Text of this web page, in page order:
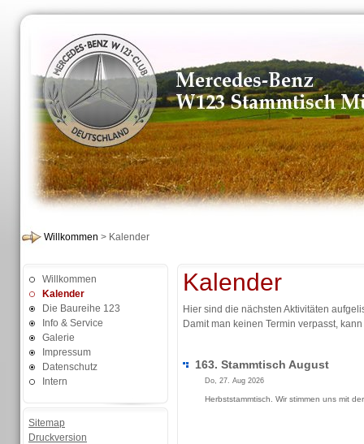
Willkommen > Kalender
Willkommen
Kalender
Die Baureihe 123
Info & Service
Galerie
Impressum
Datenschutz
Intern
Sitemap
Druckversion
Kalender
Hier sind die nächsten Aktivitäten
Damit man keinen Termin verpasst,
163. Stammtisch August
Do, 27. Aug 2026
Herbststammtisch. Wir stimmen uns mit